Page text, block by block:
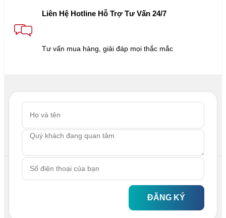
Liên Hệ Hotline Hỗ Trợ Tư Vấn 24/7
Tư vấn mua hàng, giải đáp mọi thắc mắc
ĐĂNG KÝ